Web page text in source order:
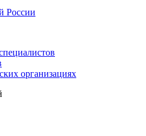
России
организациях